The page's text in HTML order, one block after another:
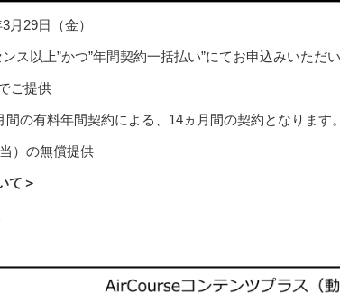
月29日（金）
ス以上”かつ”年間契約一括払い”にてお申込みいただ
ご提供
年間契約による、14ヵ月間の契約となります。
の無償提供
て＞